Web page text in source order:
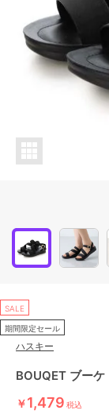
SALE
期間限定セール
ハスキー
BOUQET ブー
￥1,479 税込